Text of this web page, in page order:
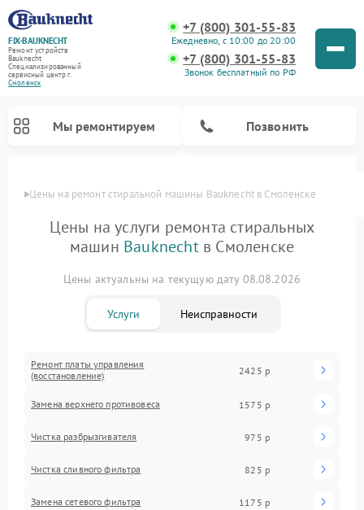
FIX-BAUKNECHT
Ремонт устройств
Bauknecht
Специализированный
cервисный центр г.
Смоленск
+7 (800) 301-55-83
Ежедневно, с 10:00 до 20:00
+7 (800) 301-55-83
Звонок бесплатный по РФ
Мы ремонтируем Позвонить
Цены на ремонт стиральной машины Bauknecht в Смоленске
Цены на услуги ремонта стиральных
машин Bauknechtв Смоленске
Цены актуальны на текущую дату 08.08.2026
Услуги Неисправности
Ремонт платы управления
(восстановление)
2425 р
Замена верхнего противовеса 1575 р
Чистка разбрызгивателя 975 р
Чистка сливного фильтра 825 р
Замена сетевого фильтра 1175 р